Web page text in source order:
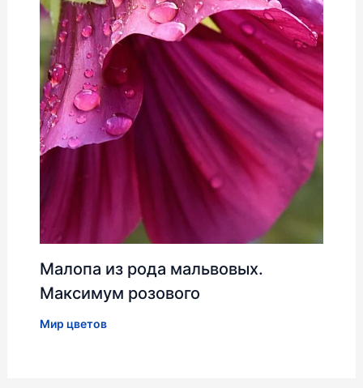
Малопа из рода мальвовых.
Максимум розового
Мир цветов